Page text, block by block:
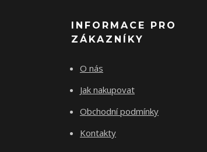
INFORMACE PRO
ZÁKAZNÍKY
O nás
Jak nakupovat
Obchodní podmínky
Kontakty